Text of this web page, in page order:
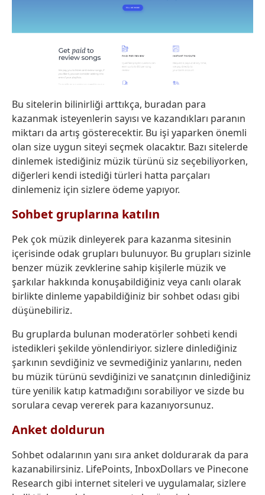
Bu sitelerin bilinirliği arttıkça, buradan para
kazanmak isteyenlerin sayısı ve kazandıkları paranın
miktarı da artış gösterecektir. Bu işi yaparken önemli
olan size uygun siteyi seçmek olacaktır. Bazı sitelerde
dinlemek istediğiniz müzik türünü siz seçebiliyorken,
diğerleri kendi istediği türleri hatta parçaları
dinlemeniz için sizlere ödeme yapıyor.
Sohbet gruplarına katılın
Pek çok müzik dinleyerek para kazanma sitesinin
içerisinde odak grupları bulunuyor. Bu grupları sizinle
benzer müzik zevklerine sahip kişilerle müzik ve
şarkılar hakkında konuşabildiğiniz veya canlı olarak
birlikte dinleme yapabildiğiniz bir sohbet odası gibi
düşünebiliriz.
Bu gruplarda bulunan moderatörler sohbeti kendi
istedikleri şekilde yönlendiriyor. sizlere dinlediğiniz
şarkının sevdiğiniz ve sevmediğiniz yanlarını, neden
bu müzik türünü sevdiğinizi ve sanatçının dinlediğiniz
türe yenilik katıp katmadığını sorabiliyor ve sizde bu
sorulara cevap vererek para kazanıyorsunuz.
Anket doldurun
Sohbet odalarının yanı sıra anket doldurarak da para
kazanabilirsiniz. LifePoints, InboxDollars ve Pinecone
Research gibi internet siteleri ve uygulamalar, sizlere